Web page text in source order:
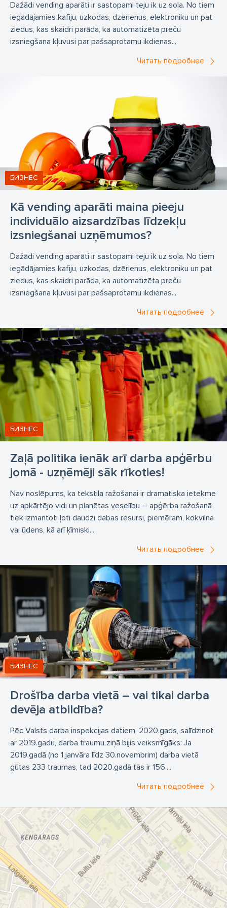
Kratos Safety
Delta Plus Helly Hansen
FTG
Giasco Bennon Fall Safe
Protekt
Honeywell
Cofra F.Engel
Granberg
индивидуальные средства защиты
пошив рабочей одежды
производство
системы против падения
безопасность труда
рабочая одежда
Dažādi vending aparāti ir sastopami teju ik uz soļa. No tiem
iegādājamies kafiju, uzkodas, dzērienus, elektroniku un pat
ziedus, kas skaidri parāda, ka automatizēta preču
izsniegšana kļuvusi par pašsaprotamu ikdienas...
Читать подробнее
Kā vending aparāti maina pieeju
individuālo aizsardzības līdzekļu
izsniegšanai uzņēmumos?
БИЗНЕС
Dažādi vending aparāti ir sastopami teju ik uz soļa. No tiem
iegādājamies kafiju, uzkodas, dzērienus, elektroniku un pat
ziedus, kas skaidri parāda, ka automatizēta preču
izsniegšana kļuvusi par pašsaprotamu ikdienas...
Читать подробнее
Zaļā politika ienāk arī darba apģērbu
jomā - uzņēmēji sāk rīkoties!
БИЗНЕС
Nav noslēpums, ka tekstila ražošanai ir dramatiska ietekme
uz apkārtējo vidi un planētas veselību – apģērba ražošanā
tiek izmantoti ļoti daudzi dabas resursi, piemēram, kokvilna
vai ūdens, kā arī ķīmiski...
Читать подробнее
Drošība darba vietā – vai tikai darba
devēja atbildība?
БИЗНЕС
Pēc Valsts darba inspekcijas datiem, 2020.gads, salīdzinot
ar 2019.gadu, darba traumu ziņā bijis veiksmīgāks: Ja
2019.gadā (no 1.janvāra līdz 30.novembrim) darba vietā
gūtas 233 traumas, tad 2020.gadā tās ir 156....
Читать подробнее